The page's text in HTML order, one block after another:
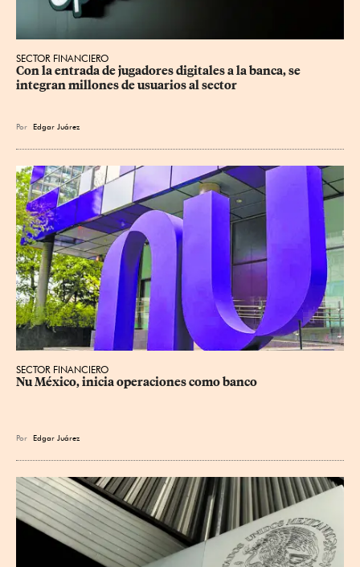
SECTOR FINANCIERO
Con la entrada de jugadores digitales a la banca, se
integran millones de usuarios al sector
Por Edgar Juárez
SECTOR FINANCIERO
Nu México, inicia operaciones como banco
Por Edgar Juárez